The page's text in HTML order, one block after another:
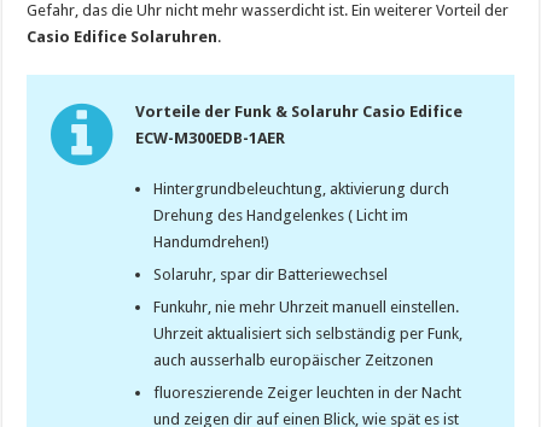
Gefahr, das die Uhr nicht mehr wasserdicht ist. Ein weiterer Vorteil der
Casio Edifice Solaruhren.
Vorteile der Funk & Solaruhr Casio Edifice
ECW-M300EDB-1AER
Hintergrundbeleuchtung, aktivierung durch
Drehung des Handgelenkes ( Licht im
Handumdrehen!)
Solaruhr, spar dir Batteriewechsel
Funkuhr, nie mehr Uhrzeit manuell einstellen.
Uhrzeit aktualisiert sich selbständig per Funk,
auch ausserhalb europäischer Zeitzonen
fluoreszierende Zeiger leuchten in der Nacht
und zeigen dir auf einen Blick, wie spät es ist